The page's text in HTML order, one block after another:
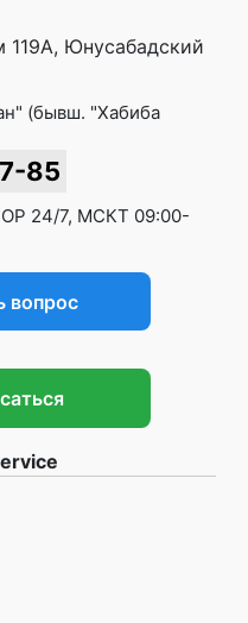
Юнусабадский
(бывш. "Хабиба
85
24/7, МСКТ 09:00-
вопрос